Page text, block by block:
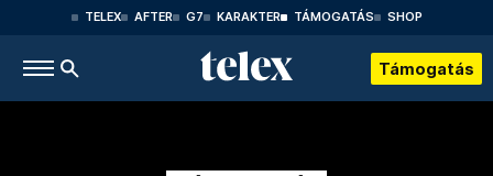
TELEX AFTER G7 KARAKTER TÁMOGATÁS SHOP
Támogatás